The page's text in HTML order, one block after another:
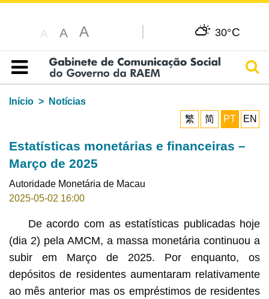
A A A 30°C
Índice
Início
Notícias
繁
简 PT EN
Estatísticas monetárias e financeiras –
Março de 2025
Autoridade Monetária de Macau
2025-05-02 16:00
De acordo com as estatísticas publicadas hoje
(dia 2) pela AMCM, a massa monetária continuou a
subir em Março de 2025. Por enquanto, os
depósitos de residentes aumentaram relativamente
ao mês anterior mas os empréstimos de residentes